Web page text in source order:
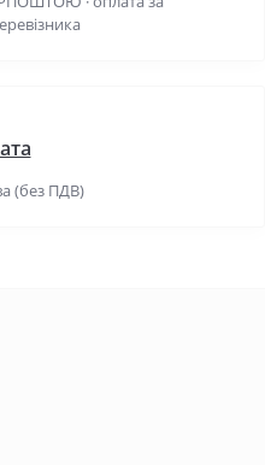
(без ПДВ)